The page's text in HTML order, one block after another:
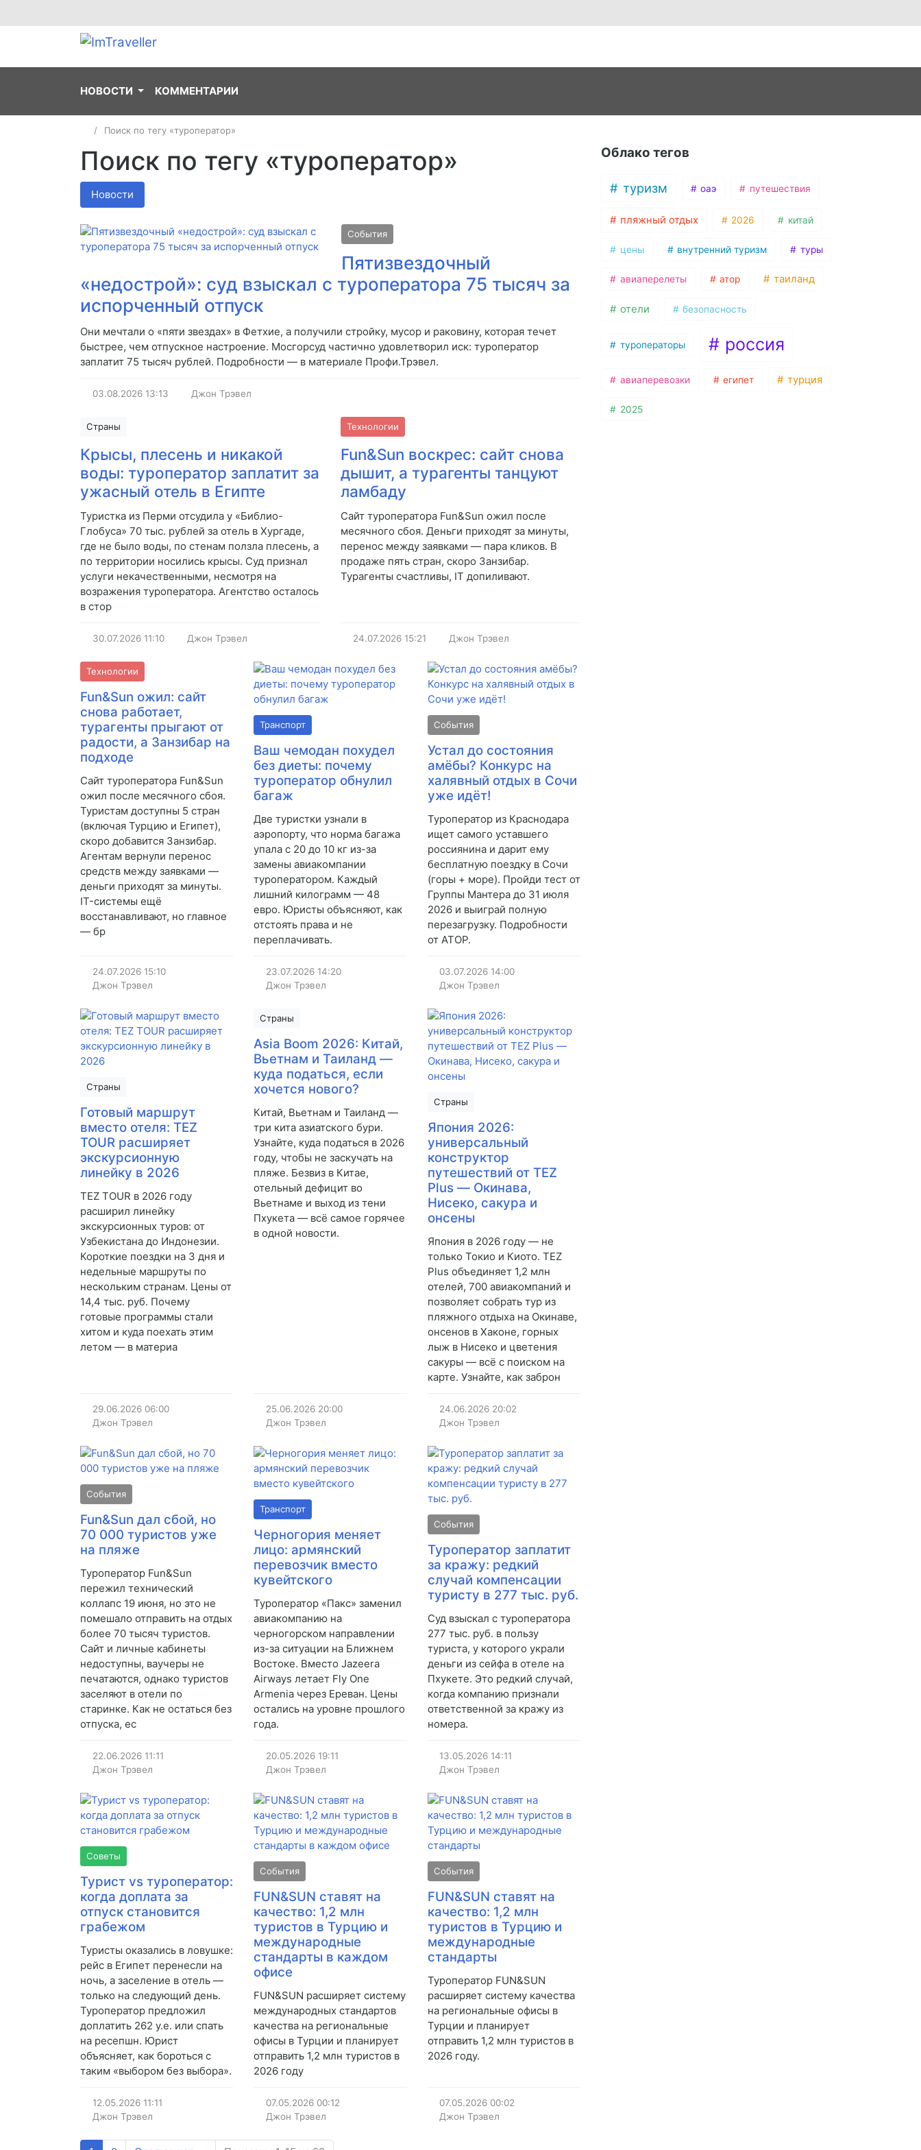
НОВОСТИ КОММЕНТАРИИ
Поиск по тегу «туроператор»
Поиск по тегу «туроператор»
Новости
События
Пятизвездочный
«недострой»: суд взыскал с туроператора 75 тысяч за
испорченный отпуск
Они мечтали о «пяти звездах» в Фетхие, а получили стройку, мусор и раковину, которая течет
быстрее, чем отпускное настроение. Мосгорсуд частично удовлетворил иск: туроператор
заплатит 75 тысяч рублей. Подробности — в материале Профи.Трэвел.
03.08.2026 13:13 Джон Трэвел
Страны
Крысы, плесень и никакой
воды: туроператор заплатит за
ужасный отель в Египте
Туристка из Перми отсудила у «Библио-
Глобуса» 70 тыс. рублей за отель в Хургаде,
где не было воды, по стенам ползла плесень, а
по территории носились крысы. Суд признал
услуги некачественными, несмотря на
возражения туроператора. Агентство осталось
в стор
30.07.2026 11:10 Джон Трэвел
Технологии
Fun&Sun воскрес: сайт снова
дышит, а турагенты танцуют
ламбаду
Сайт туроператора Fun&Sun ожил после
месячного сбоя. Деньги приходят за минуты,
перенос между заявками — пара кликов. В
продаже пять стран, скоро Занзибар.
Турагенты счастливы, IT допиливают.
24.07.2026 15:21 Джон Трэвел
Технологии
Fun&Sun ожил: сайт
снова работает,
турагенты прыгают от
радости, а Занзибар на
подходе
Сайт туроператора Fun&Sun
ожил после месячного сбоя.
Туристам доступны 5 стран
(включая Турцию и Египет),
скоро добавится Занзибар.
Агентам вернули перенос
средств между заявками —
деньги приходят за минуты.
IT-системы ещё
восстанавливают, но главное
— бр
24.07.2026 15:10
Джон Трэвел
Транспорт
Ваш чемодан похудел
без диеты: почему
туроператор обнулил
багаж
Две туристки узнали в
аэропорту, что норма багажа
упала с 20 до 10 кг из-за
замены авиакомпании
туроператором. Каждый
лишний килограмм — 48
евро. Юристы объясняют, как
отстоять права и не
переплачивать.
23.07.2026 14:20
Джон Трэвел
События
Устал до состояния
амёбы? Конкурс на
халявный отдых в Сочи
уже идёт!
Туроператор из Краснодара
ищет самого уставшего
россиянина и дарит ему
бесплатную поездку в Сочи
(горы + море). Пройди тест от
Группы Мантера до 31 июля
2026 и выиграй полную
перезагрузку. Подробности
от АТОР.
03.07.2026 14:00
Джон Трэвел
Страны
Готовый маршрут
вместо отеля: TEZ
TOUR расширяет
экскурсионную
линейку в 2026
TEZ TOUR в 2026 году
расширил линейку
экскурсионных туров: от
Узбекистана до Индонезии.
Короткие поездки на 3 дня и
недельные маршруты по
нескольким странам. Цены от
14,4 тыс. руб. Почему
готовые программы стали
хитом и куда поехать этим
летом — в материа
29.06.2026 06:00
Джон Трэвел
Страны
Asia Boom 2026: Китай,
Вьетнам и Таиланд —
куда податься, если
хочется нового?
Китай, Вьетнам и Таиланд —
три кита азиатского бури.
Узнайте, куда податься в 2026
году, чтобы не заскучать на
пляже. Безвиз в Китае,
отельный дефицит во
Вьетнаме и выход из тени
Пхукета — всё самое горячее
в одной новости.
25.06.2026 20:00
Джон Трэвел
Страны
Япония 2026:
универсальный
конструктор
путешествий от TEZ
Plus — Окинава,
Нисеко, сакура и
онсены
Япония в 2026 году — не
только Токио и Киото. TEZ
Plus объединяет 1,2 млн
отелей, 700 авиакомпаний и
позволяет собрать тур из
пляжного отдыха на Окинаве,
онсенов в Хаконе, горных
лыж в Нисеко и цветения
сакуры — всё с поиском на
карте. Узнайте, как заброн
24.06.2026 20:02
Джон Трэвел
События
Fun&Sun дал сбой, но
70 000 туристов уже
на пляже
Туроператор Fun&Sun
пережил технический
коллапс 19 июня, но это не
помешало отправить на отдых
более 70 тысяч туристов.
Сайт и личные кабинеты
недоступны, ваучеры не
печатаются, однако туристов
заселяют в отели по
старинке. Как не остаться без
отпуска, ес
22.06.2026 11:11
Джон Трэвел
Транспорт
Черногория меняет
лицо: армянский
перевозчик вместо
кувейтского
Туроператор «Пакс» заменил
авиакомпанию на
черногорском направлении
из-за ситуации на Ближнем
Востоке. Вместо Jazeera
Airways летает Fly One
Armenia через Ереван. Цены
остались на уровне прошлого
года.
20.05.2026 19:11
Джон Трэвел
События
Туроператор заплатит
за кражу: редкий
случай компенсации
туристу в 277 тыс. руб.
Суд взыскал с туроператора
277 тыс. руб. в пользу
туриста, у которого украли
деньги из сейфа в отеле на
Пхукете. Это редкий случай,
когда компанию признали
ответственной за кражу из
номера.
13.05.2026 14:11
Джон Трэвел
Советы
Турист vs туроператор:
когда доплата за
отпуск становится
грабежом
Туристы оказались в ловушке:
рейс в Египет перенесли на
ночь, а заселение в отель —
только на следующий день.
Туроператор предложил
доплатить 262 у.е. или спать
на ресепшн. Юрист
объясняет, как бороться с
таким «выбором без выбора».
12.05.2026 11:11
Джон Трэвел
События
FUN&SUN ставят на
качество: 1,2 млн
туристов в Турцию и
международные
стандарты в каждом
офисе
FUN&SUN расширяет систему
международных стандартов
качества на региональные
офисы в Турции и планирует
отправить 1,2 млн туристов в
2026 году
07.05.2026 00:12
Джон Трэвел
События
FUN&SUN ставят на
качество: 1,2 млн
туристов в Турцию и
международные
стандарты
Туроператор FUN&SUN
расширяет систему качества
на региональные офисы в
Турции и планирует
отправить 1,2 млн туристов в
2026 году.
07.05.2026 00:02
Джон Трэвел
Облако тегов
туризм оаэ путешествия
пляжный отдых 2026 китай
цены внутренний туризм туры
авиаперелеты атор таиланд
отели безопасность
туроператоры россия
авиаперевозки египет турция
2025